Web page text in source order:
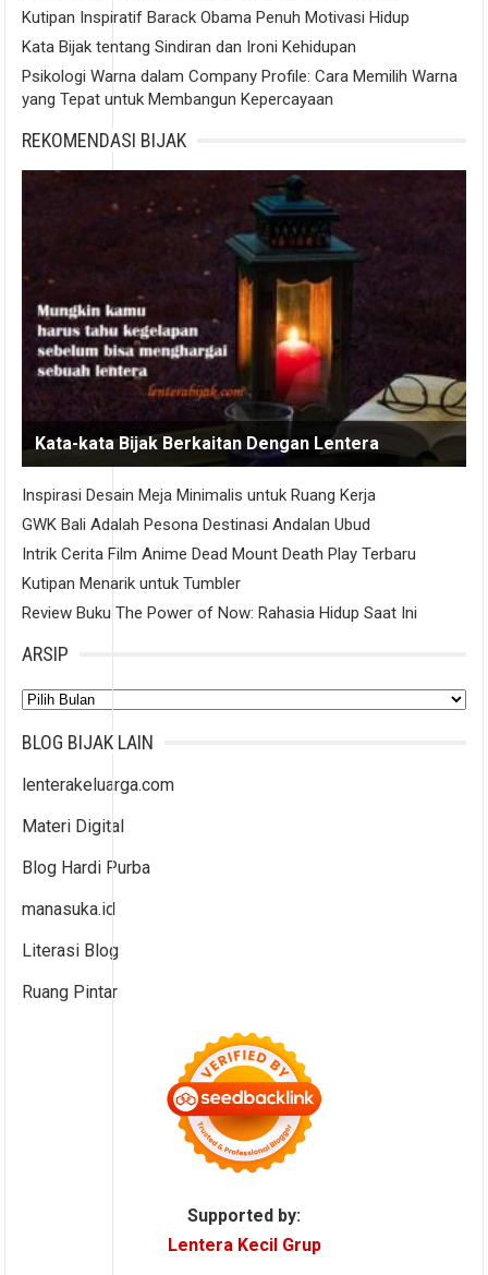
Kutipan Inspiratif Barack Obama Penuh Motivasi Hidup
Kata Bijak tentang Sindiran dan Ironi Kehidupan
Psikologi Warna dalam Company Profile: Cara Memilih Warna
yang Tepat untuk Membangun Kepercayaan
REKOMENDASI BIJAK
Kata-kata Bijak Berkaitan Dengan Lentera
Inspirasi Desain Meja Minimalis untuk Ruang Kerja
GWK Bali Adalah Pesona Destinasi Andalan Ubud
Intrik Cerita Film Anime Dead Mount Death Play Terbaru
Kutipan Menarik untuk Tumbler
Review Buku The Power of Now: Rahasia Hidup Saat Ini
ARSIP
Arsip
BLOG BIJAK LAIN
lenterakeluarga.com
Materi Digital
Blog Hardi Purba
manasuka.id
Literasi Blog
Ruang Pintar
Supported by:
Lentera Kecil Grup